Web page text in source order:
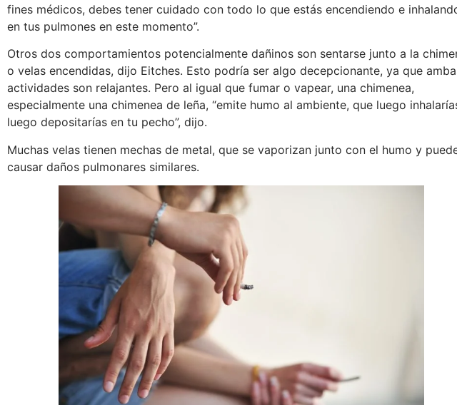
fines médicos, debes tener cuidado con todo lo que estás encendiendo e
en tus pulmones en este momento”.
Otros dos comportamientos potencialmente dañinos son sentarse junto a la
o velas encendidas, dijo Eitches. Esto podría ser algo decepcionante, ya que
actividades son relajantes. Pero al igual que fumar o vapear, una chimenea,
especialmente una chimenea de leña, “emite humo al ambiente, que luego
luego depositarías en tu pecho”, dijo.
Muchas velas tienen mechas de metal, que se vaporizan junto con el humo y
causar daños pulmonares similares.